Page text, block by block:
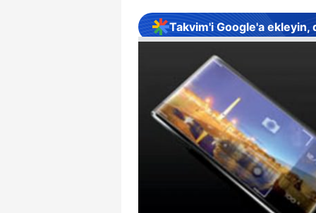
Takvim'i Google'a ekleyin,